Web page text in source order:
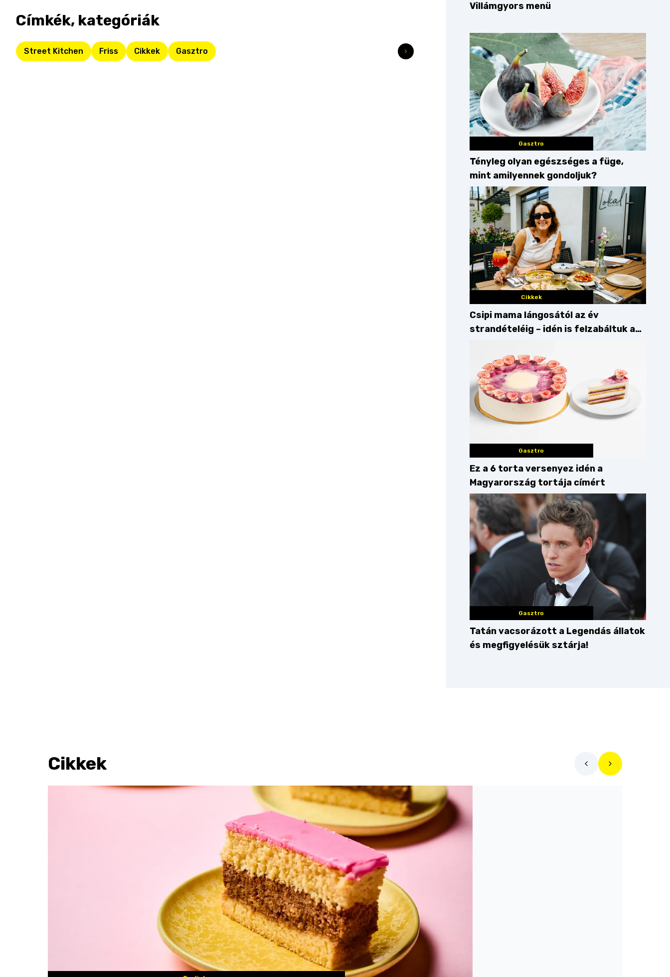
Címkék, kategóriák
Street Kitchen Friss Cikkek Gasztro
Villámgyors menü
Gasztro
Tényleg olyan egészséges a füge,
mint amilyennek gondoljuk?
Cikkek
Csipi mama lángosától az év
strandételéig – idén is felzabáltuk a
Gasztro
Ez a 6 torta versenyez idén a
Magyarország tortája címért
Gasztro
Tatán vacsorázott a Legendás állatok
és megfigyelésük sztárja!
Cikkek